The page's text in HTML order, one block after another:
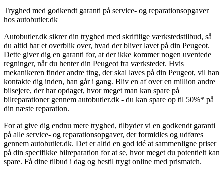
Tryghed med godkendt garanti på service- og reparationsopgaver
hos autobutler.dk
Autobutler.dk sikrer din tryghed med skriftlige værkstedstilbud, så
du altid har et overblik over, hvad der bliver lavet på din Peugeot.
Dette giver dig en garanti for, at der ikke kommer nogen uventede
regninger, når du henter din Peugeot fra værkstedet. Hvis
mekanikeren finder andre ting, der skal laves på din Peugeot, vil han
kontakte dig inden, han går i gang. Bliv en af over en million andre
bilsejere, der har opdaget, hvor meget man kan spare på
bilreparationer gennem autobutler.dk - du kan spare op til 50%* på
din næste reparation.
For at give dig endnu mere tryghed, tilbyder vi en godkendt garanti
på alle service- og reparationsopgaver, der formidles og udføres
gennem autobutler.dk. Det er altid en god idé at sammenligne priser
på din specifikke bilreparation for at se, hvor meget du potentielt kan
spare. Få dine tilbud i dag og bestil trygt online med prismatch.